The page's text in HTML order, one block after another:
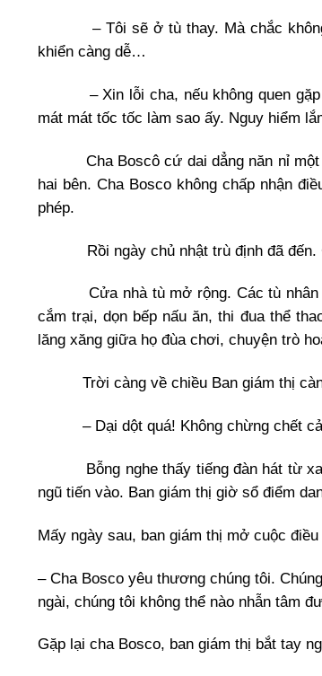
– Tôi sẽ ở tù thay. Mà chắc không
khiển càng dễ…
– Xin lỗi cha, nếu không quen gặp
mát mát tốc tốc làm sao ấy. Nguy hiểm
Cha Boscô cứ dai dẳng năn nỉ một
hai bên. Cha Bosco không chấp nhận
phép.
Rồi ngày chủ nhật trù định đã đến.
Cửa nhà tù mở rộng. Các tù nhân
cắm trại, dọn bếp nấu ăn, thi đua thể
lăng xăng giữa họ đùa chơi, chuyện trò
Trời càng về chiều Ban giám thị càng
– Dại dột quá! Không chừng chết
Bỗng nghe thấy tiếng đàn hát từ xa
ngũ tiến vào. Ban giám thị giờ sổ điểm
Mấy ngày sau, ban giám thị mở cuộc
– Cha Bosco yêu thương chúng tôi.
ngài, chúng tôi không thể nào nhẫn tâm
Gặp lại cha Bosco, ban giám thị bắt tay